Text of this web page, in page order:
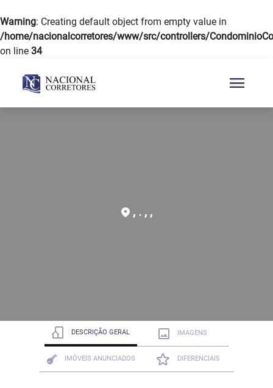
Warning: Creating default object from empty value in
/home/nacionalcorretores/www/src/controllers/
on line 34
menu
, . , ,
DESCRIÇÃO GERAL IMAGENS
IMÓVEIS ANUNCIADOS DIFERENCIAIS